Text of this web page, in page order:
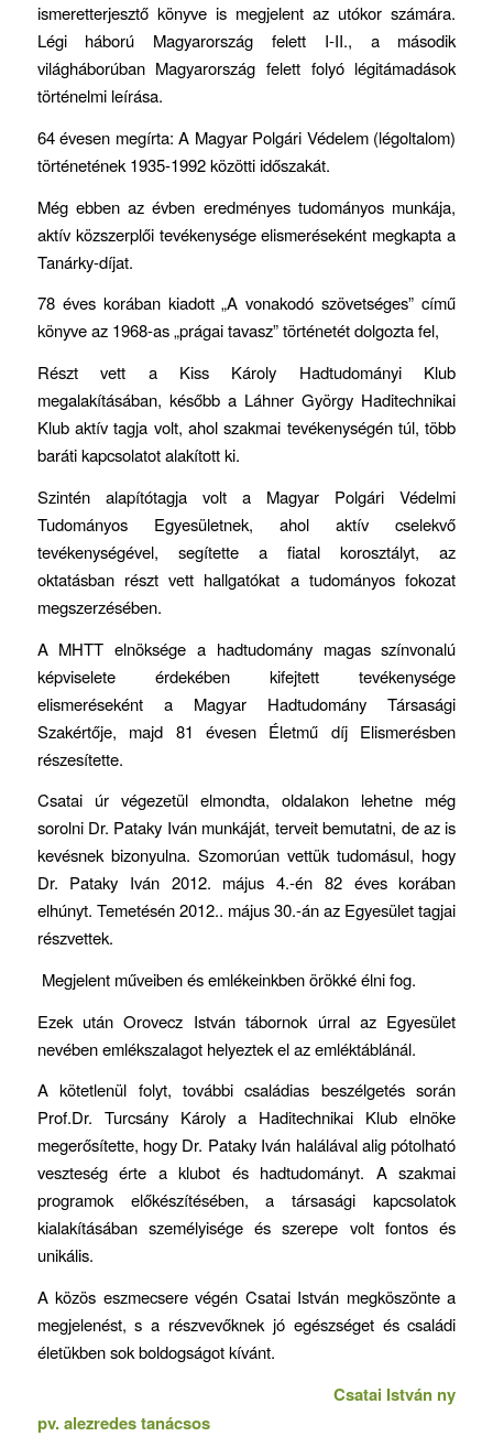
ismeretterjesztő könyve is megjelent az utókor számára.
Légi háború Magyarország felett I-II., a második
világháborúban Magyarország felett folyó légitámadások
történelmi leírása.
64 évesen megírta: A Magyar Polgári Védelem (légoltalom)
történetének 1935-1992 közötti időszakát.
Még ebben az évben eredményes tudományos munkája,
aktív közszerplői tevékenysége elismeréseként megkapta a
Tanárky-díjat.
78 éves korában kiadott „A vonakodó szövetséges” című
könyve az 1968-as „prágai tavasz” történetét dolgozta fel,
Részt vett a Kiss Károly Hadtudományi Klub
megalakításában, később a Láhner György Haditechnikai
Klub aktív tagja volt, ahol szakmai tevékenységén túl, több
baráti kapcsolatot alakított ki.
Szintén alapítótagja volt a Magyar Polgári Védelmi
Tudományos Egyesületnek, ahol aktív cselekvő
tevékenységével, segítette a fiatal korosztályt, az
oktatásban részt vett hallgatókat a tudományos fokozat
megszerzésében.
A MHTT elnöksége a hadtudomány magas színvonalú
képviselete érdekében kifejtett tevékenysége
elismeréseként a Magyar Hadtudomány Társasági
Szakértője, majd 81 évesen Életmű díj Elismerésben
részesítette.
Csatai úr végezetül elmondta, oldalakon lehetne még
sorolni Dr. Pataky Iván munkáját, terveit bemutatni, de az is
kevésnek bizonyulna. Szomorúan vettük tudomásul, hogy
Dr. Pataky Iván 2012. május 4.-én 82 éves korában
elhúnyt. Temetésén 2012.. május 30.-án az Egyesület tagjai
részvettek.
Megjelent műveiben és emlékeinkben örökké élni fog.
Ezek után Orovecz István tábornok úrral az Egyesület
nevében emlékszalagot helyeztek el az emléktáblánál.
A kötetlenül folyt, további családias beszélgetés során
Prof.Dr. Turcsány Károly a Haditechnikai Klub elnöke
megerősítette, hogy Dr. Pataky Iván halálával alig pótolható
veszteség érte a klubot és hadtudományt. A szakmai
programok előkészítésében, a társasági kapcsolatok
kialakításában személyisége és szerepe volt fontos és
unikális.
A közös eszmecsere végén Csatai István megköszönte a
megjelenést, s a részvevőknek jó egészséget és családi
életükben sok boldogságot kívánt.
Csatai István ny
pv. alezredes tanácsos